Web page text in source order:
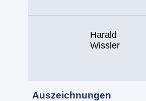
Harald
Wissler
Auszeichnungen